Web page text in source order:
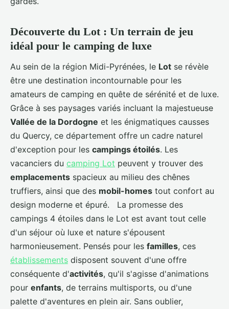
Découverte du Lot : Un terrain de jeu
idéal pour le camping de luxe
Au sein de la région Midi-Pyrénées, le Lot se révèle
être une destination incontournable pour les
amateurs de camping en quête de sérénité et de luxe.
Grâce à ses paysages variés incluant la majestueuse
Vallée de la Dordogne et les énigmatiques causses
du Quercy, ce département offre un cadre naturel
d'exception pour les campings étoilés. Les
vacanciers du camping Lot peuvent y trouver des
emplacements spacieux au milieu des chênes
truffiers, ainsi que des mobil-homes tout confort au
design moderne et épuré. La promesse des
campings 4 étoiles dans le Lot est avant tout celle
d'un séjour où luxe et nature s'épousent
harmonieusement. Pensés pour les familles, ces
établissements disposent souvent d'une offre
conséquente d'activités, qu'il s'agisse d'animations
pour enfants, de terrains multisports, ou d'une
palette d'aventures en plein air. Sans oublier,